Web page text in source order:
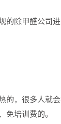
的除甲醛公司
的，很多人就
免培训费的。